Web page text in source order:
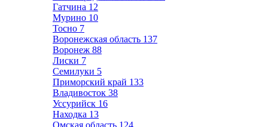
Гатчина 12
Мурино 10
Тосно 7
Воронежская область 137
Воронеж 88
Лиски 7
Семилуки 5
Приморский край 133
Владивосток 38
Уссурийск 16
Находка 13
Омская область 124